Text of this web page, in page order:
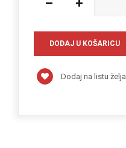
Dodaj na listu želja